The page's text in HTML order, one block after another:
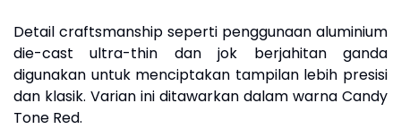
Detail craftsmanship seperti penggunaan aluminium
die-cast ultra-thin dan jok berjahitan ganda
digunakan untuk menciptakan tampilan lebih presisi
dan klasik. Varian ini ditawarkan dalam warna Candy
Tone Red.